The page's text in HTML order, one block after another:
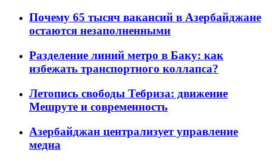
Почему 65 тысяч вакансий в Азербайджане
остаются незаполненными
Разделение линий метро в Баку: как
избежать транспортного коллапса?
Летопись свободы Тебриза: движение
Мешруте и современность
Азербайджан централизует управление
медиа